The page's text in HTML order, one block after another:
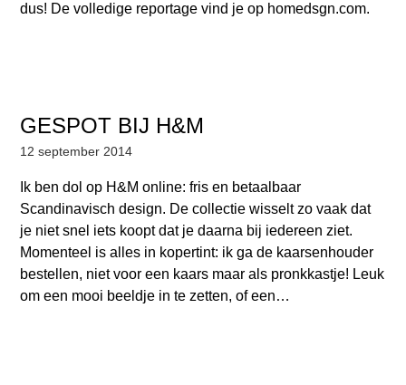
dus! De volledige reportage vind je op homedsgn.com.
GESPOT BIJ H&M
12 september 2014
Ik ben dol op H&M online: fris en betaalbaar
Scandinavisch design. De collectie wisselt zo vaak dat
je niet snel iets koopt dat je daarna bij iedereen ziet.
Momenteel is alles in kopertint: ik ga de kaarsenhouder
bestellen, niet voor een kaars maar als pronkkastje! Leuk
om een mooi beeldje in te zetten, of een…